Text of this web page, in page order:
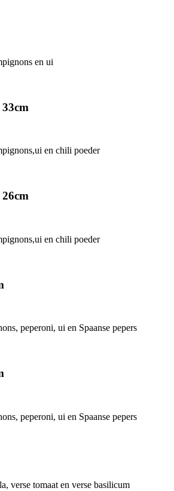
en ui
en chili poeder
en chili poeder
peperoni, ui en Spaanse pepers
peperoni, ui en Spaanse pepers
verse tomaat en verse basilicum